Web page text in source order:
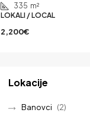
335 m²
LOKALI / LOCAL
2,200€
Lokacije
Banovci
(2)